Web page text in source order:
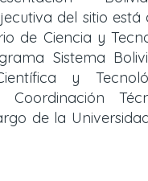
del sitio está
de Ciencia y
Sistema
y
Coordinación
de la